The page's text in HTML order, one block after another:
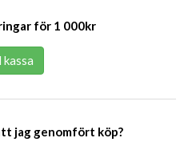
för 1 000kr
kassa
jag genomfört köp?